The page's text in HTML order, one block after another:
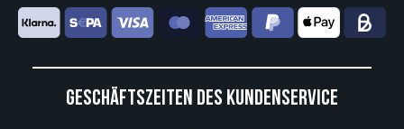
Geschäftszeiten des Kundenservice